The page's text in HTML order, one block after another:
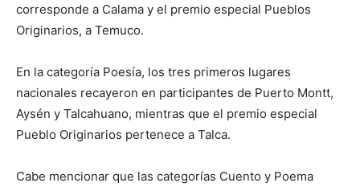
corresponde a Calama y el premio especial Pueblos
Originarios, a Temuco.
En la categoría Poesía, los tres primeros lugares
nacionales recayeron en participantes de Puerto Montt,
Aysén y Talcahuano, mientras que el premio especial
Pueblo Originarios pertenece a Talca.
Cabe mencionar que las categorías Cuento y Poema